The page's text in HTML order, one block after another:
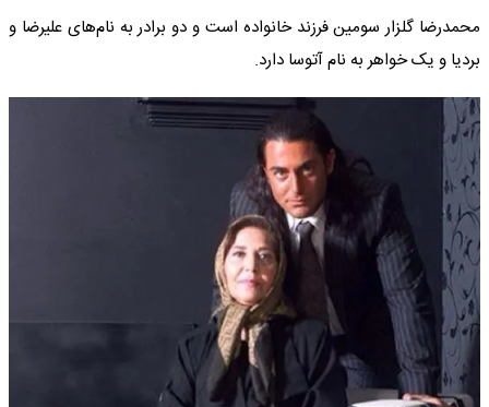
محمدرضا گلزار سومین فرزند خانواده است و دو برادر به نام‌های علیرضا و
بردیا و یک خواهر به نام آتوسا دارد.